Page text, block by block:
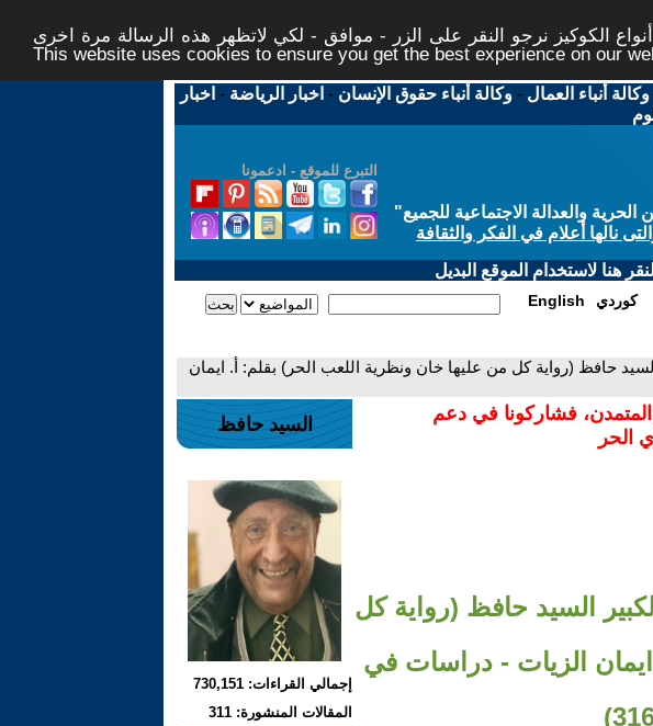
الكوكيز نرجو النقر على الزر - موافق - لكي لاتظهر هذه الرسالة مرة اخرى -
This website uses cookies to ensure you get the best experience on our
وكالة أنباء العمال -وكالة أنباء حقوق الإنسان - اخبار الرياضة - اخبار
التبرع للموقع - ادعمونا
والعدالة الاجتماعية للجميع"
نالها أعلام في الفكر والثقافة
هنا لاستخدام الموقع البديل
English كوردي
حافظ (رواية كل من عليها خان ونظرية اللعب الحر) بقلم: أ. ايمان
المتمدن، فشاركونا في دعم
الحر
السيد حافظ (رواية كل
الزيات - دراسات في
السيد حافظ
إجمالي القراءات: 730,151
المقالات المنشورة: 311